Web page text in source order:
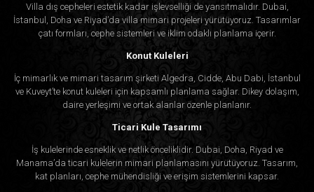
Villa dış cepheleri estetik kadar işlevselliği de yansıtmalıdır. Dubai,
İstanbul, Doha ve Riyad’da villa mimari projeleri yürütüyoruz. Tasarımlar
çatı formları, cephe sistemleri ve iklim odaklı planlama içerir.
Konut Kuleleri
İç mimarlık ve mimari tasarım şirketi Algedra, Cidde, Abu Dabi, İstanbul
ve Kuveyt’te konut kuleleri için kapsamlı planlama sağlar. Dikey dolaşım,
daire yerleşimi ve ortak alanlar özenle planlanır.
Ticari Kule Tasarımı
İş kulelerinde esneklik ve netlik önceliklidir. Dubai, Doha, Riyad ve
Manama’da ticari kulelerin mimari planlamasını yürütüyoruz. Tasarım,
kat planları, cephe mühendisliği ve erişim sistemlerini kapsar.